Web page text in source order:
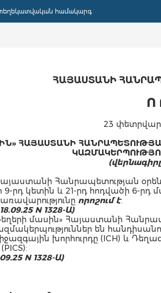
համակարգ
ՀԱՅԱՍՏԱՆԻ
Ո
23
ՀԱՅԱՍՏԱՆԻ
Հանրապետության
9-րդ կետին և 21-րդ հոդվածի
որոշում է.
N 1328-Ա)
մասին» Հայաստանի
են
խորհուրդը (ICH) և
N 1328-Ա)